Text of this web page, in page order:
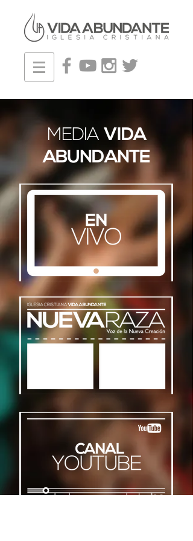
MEDIA VIDA
ABUNDANTE